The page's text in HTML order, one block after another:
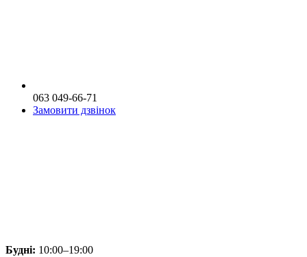
063 049-66-71
Замовити дзвінок
Будні: 10:00–19:00